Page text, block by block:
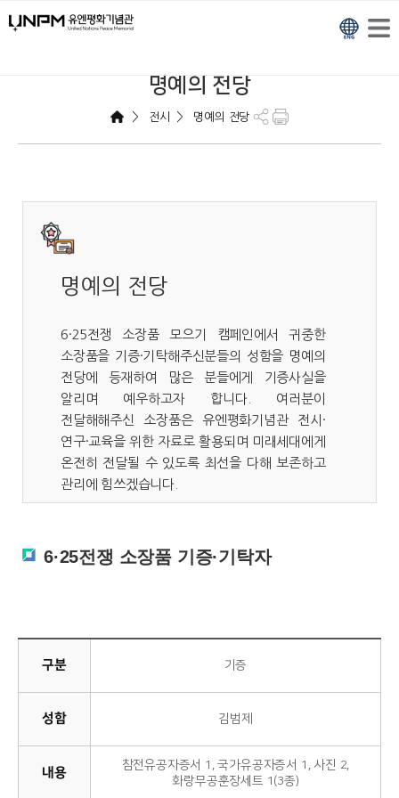
명예의 전당
> 전시 > 명예의 전당
명예의 전당
6·25전쟁 소장품 모으기 캠페인에서 귀중한
소장품을 기증·기탁해주신분들의 성함을 명예의
전당에 등재하여 많은 분들에게 기증사실을
알리며 예우하고자 합니다. 여러분이
전달해해주신 소장품은 유엔평화기념관 전시·
연구·교육을 위한 자료로 활용되며 미래세대에게
온전히 전달될 수 있도록 최선을 다해 보존하고
관리에 힘쓰겠습니다.
6·25전쟁 소장품 기증·기탁자
구분 기증
성함 김범제
내용
참전유공자증서 1, 국가유공자증서 1, 사진 2,
화랑무공훈장세트 1(3종)